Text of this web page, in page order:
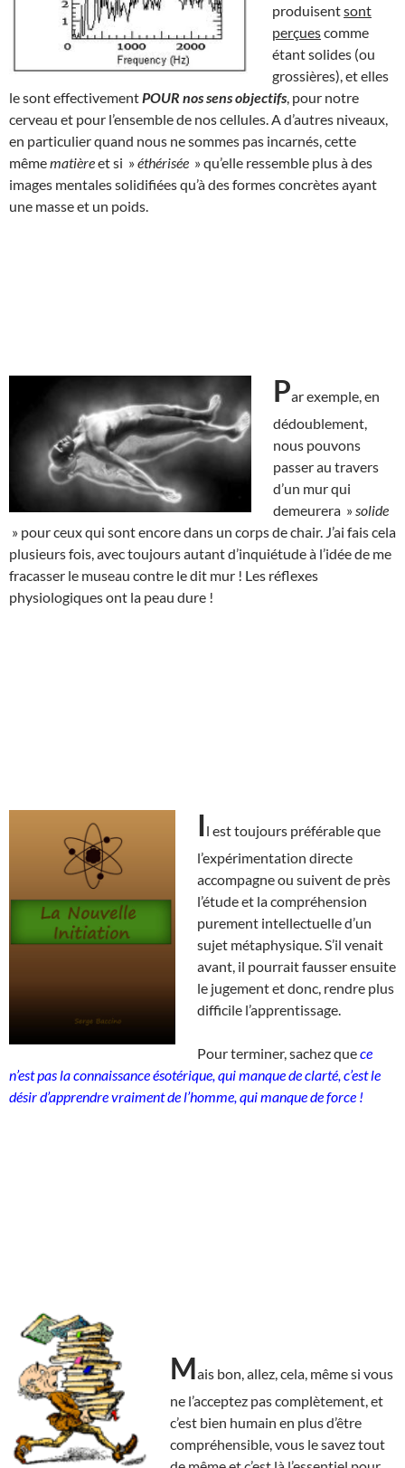
produisentsont
perçuescomme
étant solides (ou
grossières), et elles
le sont effectivement POUR nos sens objectifs , pour notre
cerveau et pour l’ensemble de nos cellules. A d’autres niveaux,
en particulier quand nous ne sommes pas incarnés, cette
mêmematièreet si »éthérisée » qu’elle ressemble plus à des
images mentales solidifiées qu’à des formes concrètes ayant
une masse et un poids.
Par exemple, en
dédoublement,
nous pouvons
passer au travers
d’un mur qui
demeurera » solide
» pour ceux qui sont encore dans un corps de chair. J’ai fais cela
plusieurs fois, avec toujours autant d’inquiétude à l’idée de me
fracasser le museau contre le dit mur ! Les réflexes
physiologiques ont la peau dure !
Il est toujours préférable que
l’expérimentation directe
accompagne ou suivent de près
l’étude et la compréhension
purement intellectuelle d’un
sujet métaphysique. S’il venait
avant, il pourrait fausser ensuite
le jugement et donc, rendre plus
difficile l’apprentissage.
Pour terminer, sachez quece
n’est pas la connaissance ésotérique, qui manque de clarté, c’est le
désir d’apprendre vraiment de l’homme, qui manque de force !
Mais bon, allez, cela, même si vous
ne l’acceptez pas complètement, et
c’est bien humain en plus d’être
compréhensible, vous le savez tout